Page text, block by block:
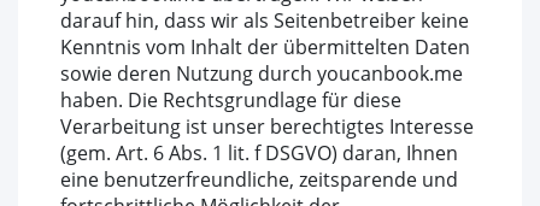
darauf hin, dass wir als Seitenbetreiber keine
Kenntnis vom Inhalt der übermittelten Daten
sowie deren Nutzung durch youcanbook.me
haben. Die Rechtsgrundlage für diese
Verarbeitung ist unser berechtigtes Interesse
(gem. Art. 6 Abs. 1 lit. f DSGVO) daran, Ihnen
eine benutzerfreundliche, zeitsparende und